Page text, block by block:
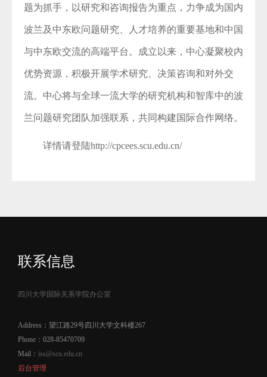
题为抓手，以研究和咨询报告为重点，力争成为国内
波兰及中东欧问题研究、人才培养的重要基地和中国
与中东欧交流的高端平台。成立以来，中心凝聚校内
优势资源，积极开展学术研究、决策咨询和对外交
流。中心将与全球一流大学的研究机构和智库中的波
兰问题研究团队加强联系，共同构建国际合作网络。
详情请登陆http://cpcees.scu.edu.cn/
联系信息
四川大学国际关系学院办公室
Address：望江路29号四川大学文科楼267
Phone：028-85470709
Mail： iss@scu.edu.cn
后台管理